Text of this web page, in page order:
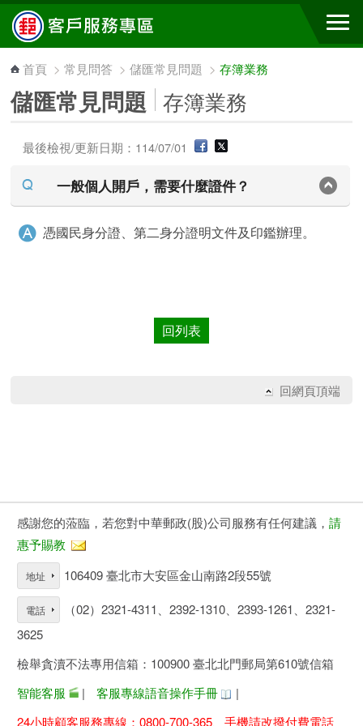
跳到主要內容區塊
首頁 >常見問答 >儲匯常見問題 >存簿業務
儲匯常見問題 存簿業務
最後檢視/更新日期：114/07/01
一般個人開戶，需要什麼證件？
憑國民身分證、第二身分證明文件及印鑑辦理。
回列表
回網頁頂端
感謝您的蒞臨，若您對中華郵政(股)公司服務有任何建議， 請
惠予賜教
地址 106409 臺北市大安區金山南路2段55號
電話
（02）2321-4311、2392-1310、2393-1261、2321-
3625
檢舉貪瀆不法專用信箱：100900 臺北北門郵局第610號信箱
智能客服
| 客服專線語音操作手冊
|
24小時顧客服務專線：0800-700-365、手機請改撥付費電話